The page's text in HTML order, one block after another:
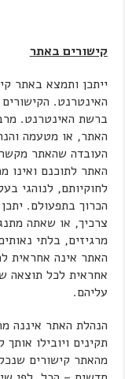
קישורים באתר
ייתכן ותמצא באתר
האינטרנט.
ברשת האינטרנט.
האתר, או מטעמה
העובדה שהאתר
האתר לתוכנם ואינו
לחוקיותם, לנוהגי
הכרוך בתפעולם.
צרכיך, או שאתה
מרגיזים, בלתי
האתר אינה אחראית
אחראית לכל תוצאה
עליהם.
הנהלת האתר איננה
תקינים ויובילו
מהאתר קישורים